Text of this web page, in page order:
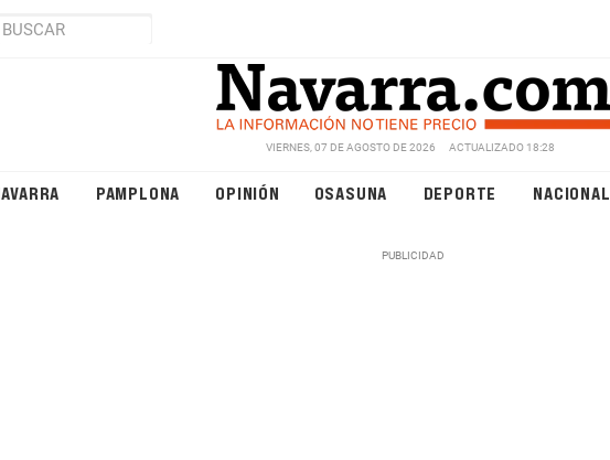
VIERNES, 07 DE AGOSTO DE 2026 ACTUALIZADO 18:28
PAMPLONA OPINIÓN OSASUNA DEPORTE NACIONAL